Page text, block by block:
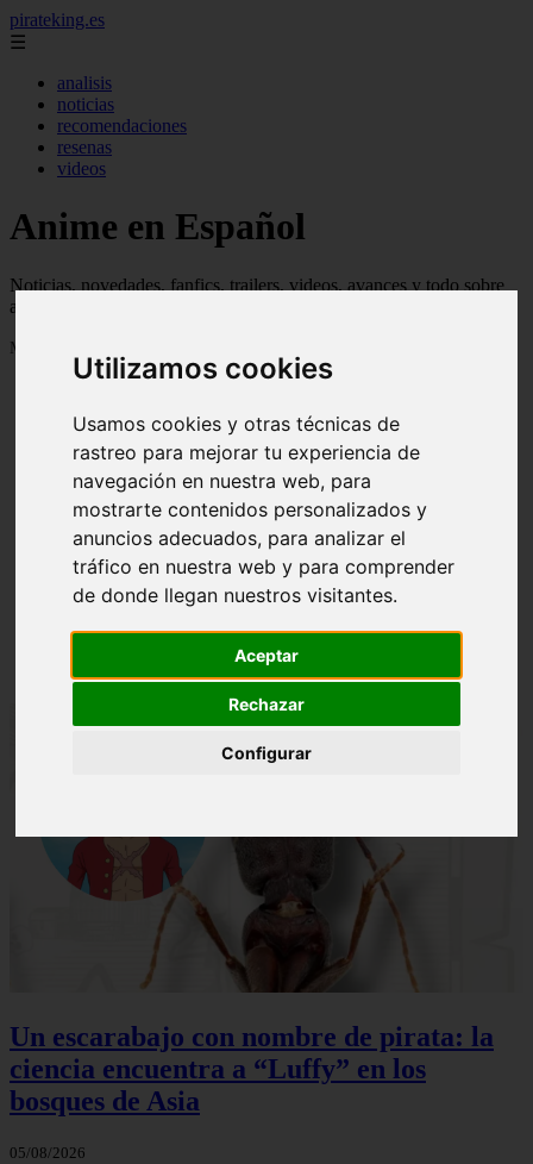
Utilizamos cookies
Usamos cookies y otras técnicas de
rastreo para mejorar tu experiencia de
navegación en nuestra web, para
mostrarte contenidos personalizados y
anuncios adecuados, para analizar el
tráfico en nuestra web y para comprender
de donde llegan nuestros visitantes.
Aceptar
Rechazar
Configurar
pirateking.es
☰
analisis
noticias
recomendaciones
resenas
videos
Anime en Español
Noticias, novedades, fanfics, trailers, videos, avances y todo sobre
anime en español
Mostrando 1 - 24 de 233 artículos
Reseña Hentai - Kuroinu: Kedakaki Seijo wa Hakudaku
ni Somaru - Anime en Español
Un escarabajo con nombre de pirata: la
ciencia encuentra a “Luffy” en los
bosques de Asia
05/08/2026